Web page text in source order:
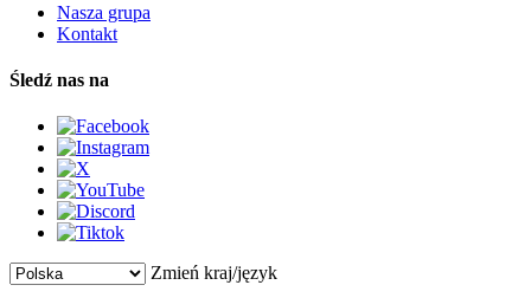
Nasza grupa
Kontakt
Śledź nas na
Zmień kraj/język